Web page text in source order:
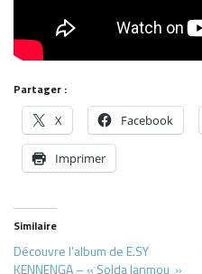
Partager :
X Facebook
Imprimer
Similaire
Découvre l’album de E.SY
KENNENGA – « Solda lanmou »